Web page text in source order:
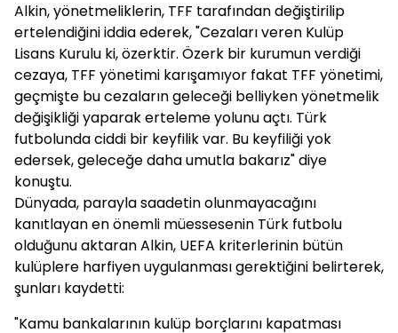
Alkin, yönetmeliklerin, TFF tarafından değiştirilip
ertelendiğini iddia ederek, "Cezaları veren Kulüp
Lisans Kurulu ki, özerktir. Özerk bir kurumun verdiği
cezaya, TFF yönetimi karışamıyor fakat TFF yönetimi,
geçmişte bu cezaların geleceği belliyken yönetmelik
değişikliği yaparak erteleme yolunu açtı. Türk
futbolunda ciddi bir keyfilik var. Bu keyfiliği yok
edersek, geleceğe daha umutla bakarız" diye
konuştu.
Dünyada, parayla saadetin olunmayacağını
kanıtlayan en önemli müessesenin Türk futbolu
olduğunu aktaran Alkin, UEFA kriterlerinin bütün
kulüplere harfiyen uygulanması gerektiğini belirterek,
şunları kaydetti:
"Kamu bankalarının kulüp borçlarını kapatması